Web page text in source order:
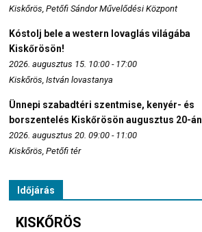
Kiskőrös, Petőfi Sándor Művelődési Központ
Kóstolj bele a western lovaglás világába
Kiskőrösön!
2026. augusztus 15. 10:00 - 17:00
Kiskőrös, István lovastanya
Ünnepi szabadtéri szentmise, kenyér- és
borszentelés Kiskőrösön augusztus 20-án
2026. augusztus 20. 09:00 - 11:00
Kiskőrös, Petőfi tér
Időjárás
KISKŐRÖS